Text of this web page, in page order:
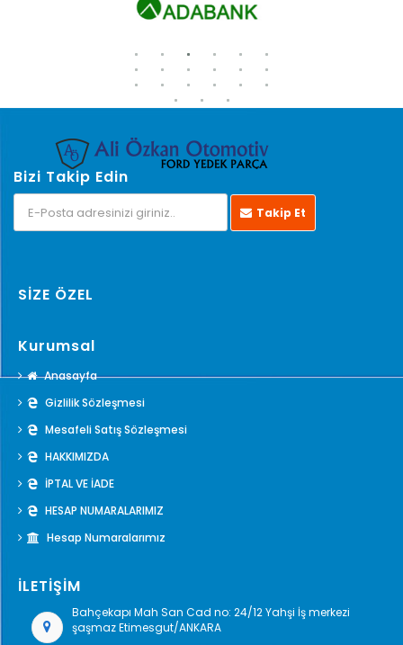
Bizi Takip Edin
Takip Et
SİZE ÖZEL
Kurumsal
Anasayfa
Gizlilik Sözleşmesi
Mesafeli Satış Sözleşmesi
HAKKIMIZDA
İPTAL VE İADE
HESAP NUMARALARIMIZ
Hesap Numaralarımız
İLETİŞİM
Bahçekapı Mah San Cad no: 24/12 Yahşi İş merkezi
şaşmaz Etimesgut/ANKARA